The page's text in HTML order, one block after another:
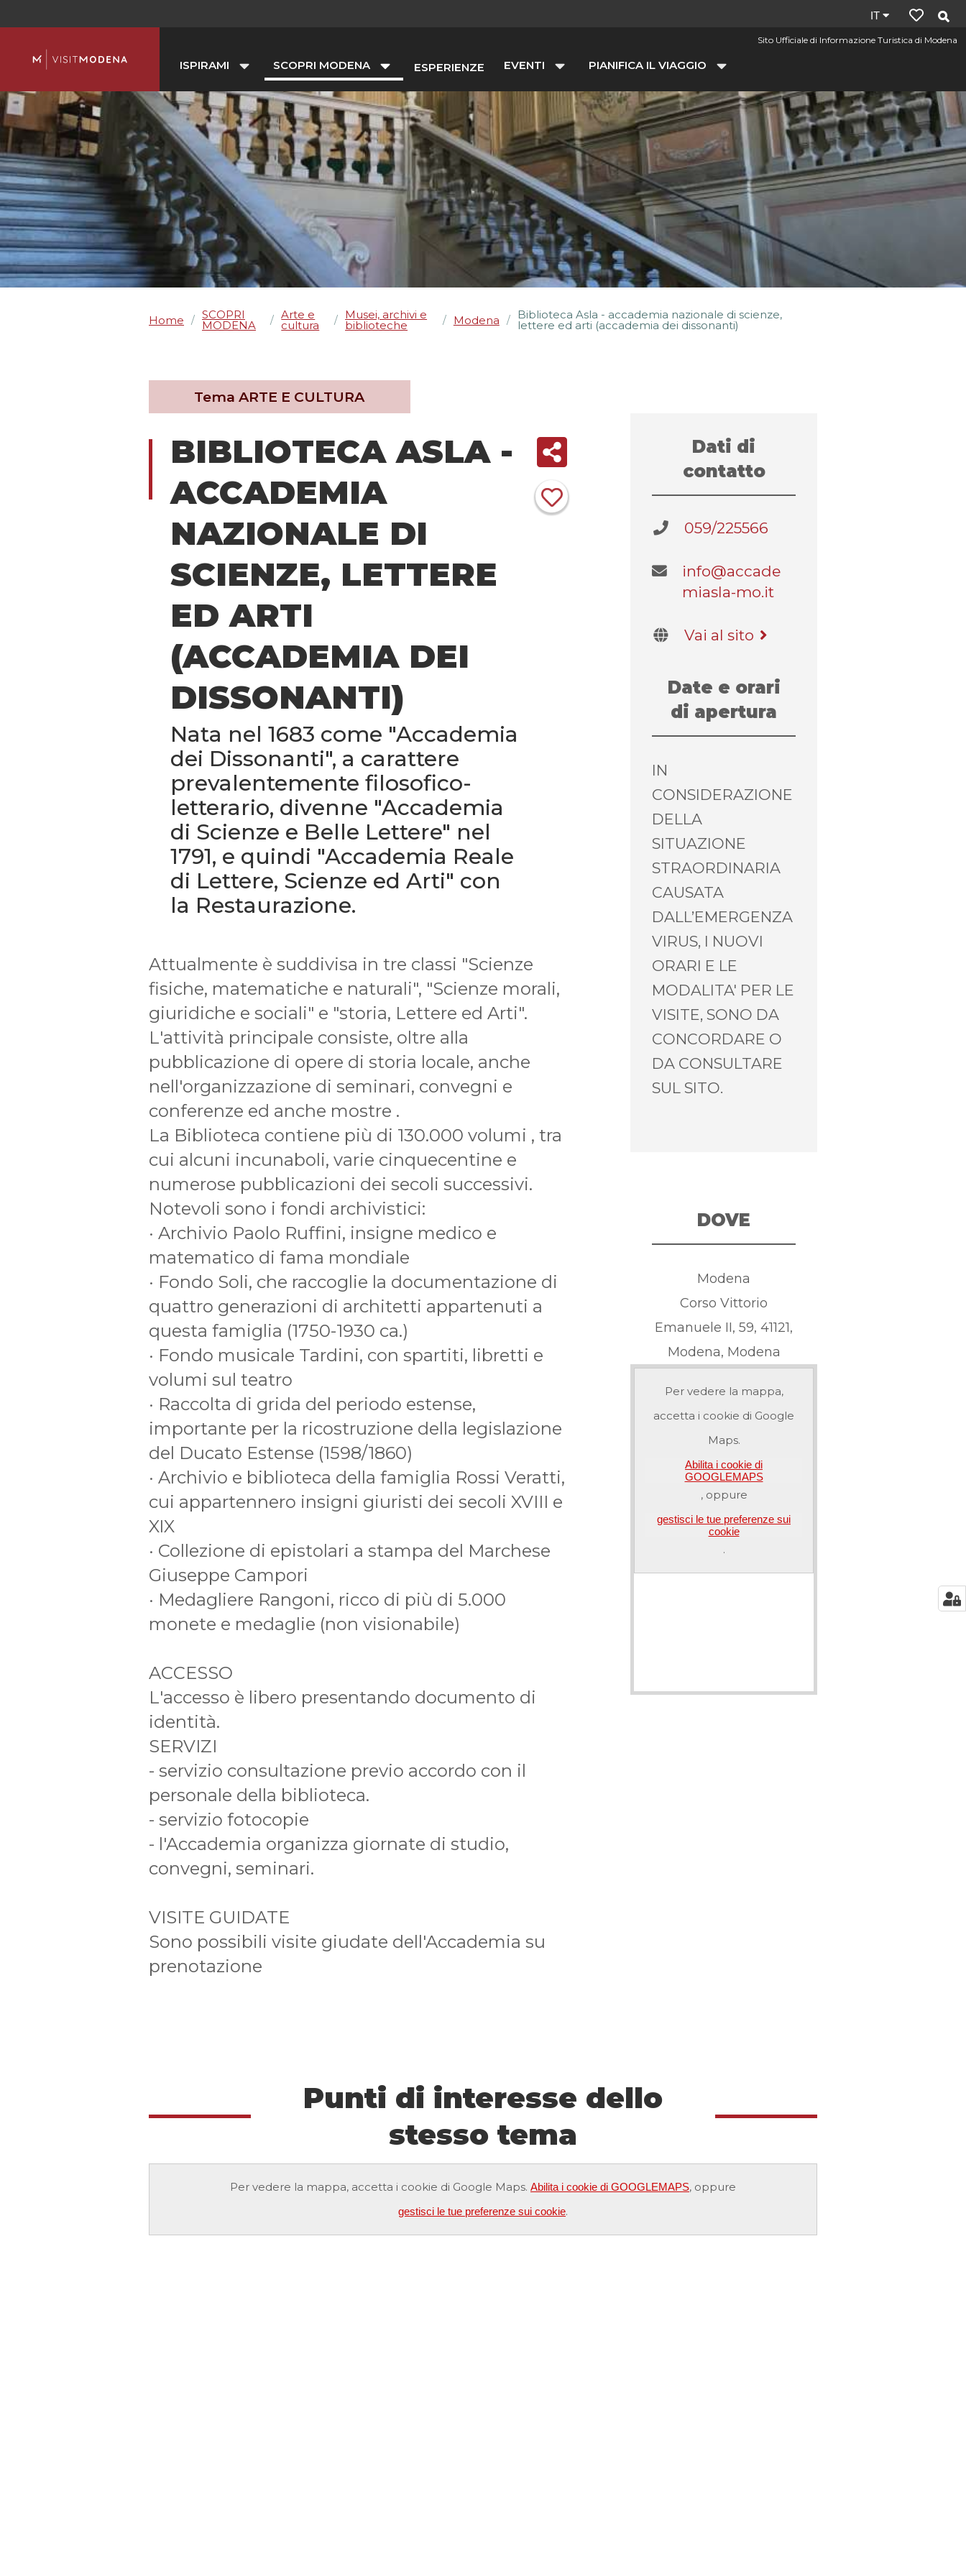
Sito Ufficiale di Informazione Turistica di Modena
ISPIRAMI SCOPRI MODENA ESPERIENZE EVENTI PIANIFICA IL VIAGGIO
Lingua
del
IT
Home / SCOPRI
MODENA / Arte e
cultura / Musei, archivi e
biblioteche / Modena / Biblioteca Asla - accademia nazionale di scienze,
lettere ed arti (accademia dei dissonanti)
Tema ARTE E CULTURA
BIBLIOTECA ASLA -
ACCADEMIA
NAZIONALE DI
SCIENZE, LETTERE
ED ARTI
(ACCADEMIA DEI
DISSONANTI)
Nata nel 1683 come "Accademia
dei Dissonanti", a carattere
prevalentemente filosofico-
letterario, divenne "Accademia
di Scienze e Belle Lettere" nel
1791, e quindi "Accademia Reale
di Lettere, Scienze ed Arti" con
la Restaurazione.
Attualmente è suddivisa in tre classi "Scienze
fisiche, matematiche e naturali", "Scienze morali,
giuridiche e sociali" e "storia, Lettere ed Arti".
L'attività principale consiste, oltre alla
pubblicazione di opere di storia locale, anche
nell'organizzazione di seminari, convegni e
conferenze ed anche mostre .
La Biblioteca contiene più di 130.000 volumi , tra
cui alcuni incunaboli, varie cinquecentine e
numerose pubblicazioni dei secoli successivi.
Notevoli sono i fondi archivistici:
· Archivio Paolo Ruffini, insigne medico e
matematico di fama mondiale
· Fondo Soli, che raccoglie la documentazione di
quattro generazioni di architetti appartenuti a
questa famiglia (1750-1930 ca.)
· Fondo musicale Tardini, con spartiti, libretti e
volumi sul teatro
· Raccolta di grida del periodo estense,
importante per la ricostruzione della legislazione
del Ducato Estense (1598/1860)
· Archivio e biblioteca della famiglia Rossi Veratti,
cui appartennero insigni giuristi dei secoli XVIII e
XIX
· Collezione di epistolari a stampa del Marchese
Giuseppe Campori
· Medagliere Rangoni, ricco di più di 5.000
monete e medaglie (non visionabile)
ACCESSO
L'accesso è libero presentando documento di
identità.
SERVIZI
- servizio consultazione previo accordo con il
personale della biblioteca.
- servizio fotocopie
- l'Accademia organizza giornate di studio,
convegni, seminari.
VISITE GUIDATE
Sono possibili visite giudate dell'Accademia su
prenotazione
Dati di
contatto
059/225566
info@accade
miasla-mo.it
Vai al sito
Date e orari
di apertura
IN
CONSIDERAZIONE
DELLA
SITUAZIONE
STRAORDINARIA
CAUSATA
DALL’EMERGENZA
VIRUS, I NUOVI
ORARI E LE
MODALITA' PER LE
VISITE, SONO DA
CONCORDARE O
DA CONSULTARE
SUL SITO.
DOVE
Modena
Corso Vittorio
Emanuele II, 59, 41121,
Modena, Modena
Per vedere la mappa,
accetta i cookie di Google
Maps.
Abilita i cookie di
GOOGLEMAPS
, oppure
gestisci le tue preferenze sui
cookie
.
Punti di interesse dello
stesso tema
Per vedere la mappa, accetta i cookie di Google Maps. Abilita i cookie di GOOGLEMAPS, oppure
gestisci le tue preferenze sui cookie.